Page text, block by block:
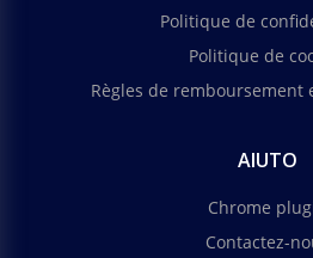
Politique de
Politique de
Règles de remboursement
AIUTO
Chrome
Contactez-